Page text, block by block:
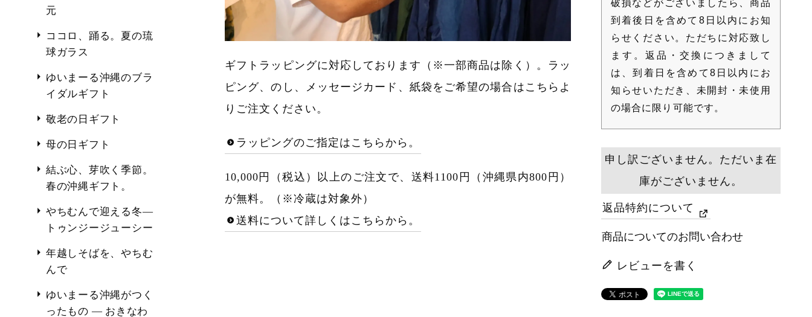
元
ココロ、踊る。夏の琉
球ガラス
ゆいまーる沖縄のブラ
イダルギフト
敬老の日ギフト
母の日ギフト
結ぶ心、芽吹く季節。
春の沖縄ギフト。
やちむんで迎える冬―
トゥンジージューシー
年越しそばを、やちむ
んで
ゆいまーる沖縄がつく
ったもの ― おきなわ
ギフトラッピングに対応しております（※一部商品は除く）。ラッ
ピング、のし、メッセージカード、紙袋をご希望の場合はこちらよ
りご注文ください。
ラッピングのご指定はこちらから。
10,000円（税込）以上のご注文で、送料1100円（沖縄県内800円）
が無料。（※冷蔵は対象外）
送料について詳しくはこちらから。
破損などがございましたら、商品
到着後日を含めて8日以内にお知
らせください。ただちに対応致し
ます。返品・交換につきまして
は、到着日を含めて8日以内にお
知らせいただき、未開封・未使用
の場合に限り可能です。
申し訳ございません。ただいま在
庫がございません。
返品特約について
商品についてのお問い合わせ
レビューを書く